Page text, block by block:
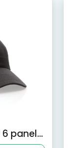
Impact AWARE™ 6 panel 190gr gerecycled katoenen cap